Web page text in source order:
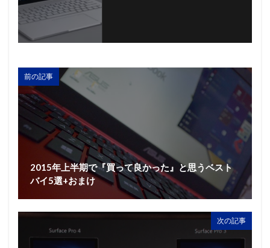
前の記事
2015年上半期で『買って良かった』と思うベスト
バイ5選+おまけ
次の記事